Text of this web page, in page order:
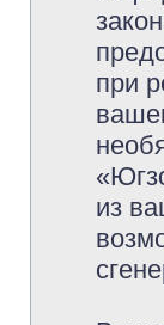
при
из